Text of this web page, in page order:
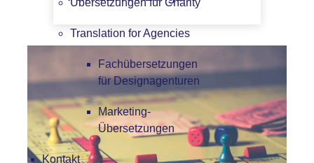
Übersetzungen für Charity
Translation for Agencies
Fachübersetzungen
für Designagenturen
Marketing-
Übersetzungen
Kontakt